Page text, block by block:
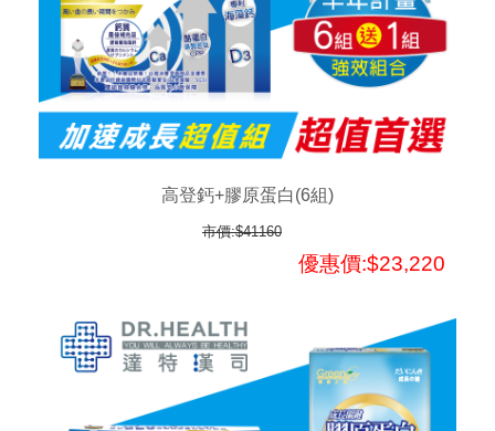
高登鈣+膠原蛋白(6組)
市價:$41160
優惠價:$23,220